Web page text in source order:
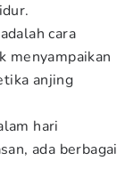
cara
menyampaikan
anjing
hari
ada berbagai